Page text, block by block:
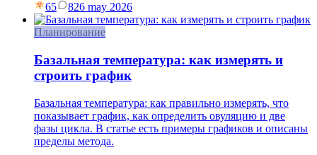
65 826 may 2026
Планирование
Базальная температура: как измерять и
строить график
Базальная температура: как правильно измерять, что
показывает график, как определить овуляцию и две
фазы цикла. В статье есть примеры графиков и описаны
пределы метода.